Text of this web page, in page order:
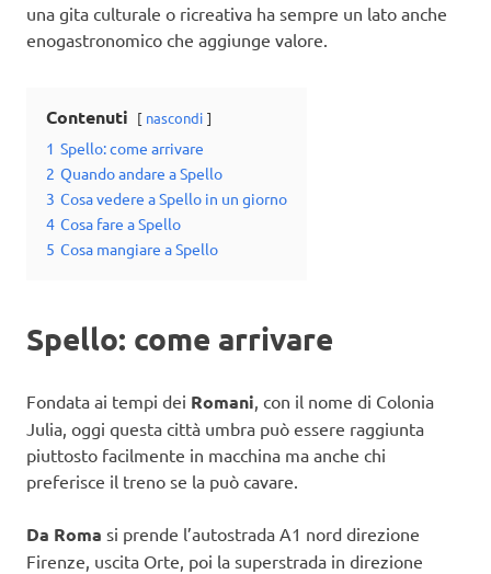
una gita culturale o ricreativa ha sempre un lato anche
enogastronomico che aggiunge valore.
Contenuti nascondi
1 Spello: come arrivare
2 Quando andare a Spello
3 Cosa vedere a Spello in un giorno
4 Cosa fare a Spello
5 Cosa mangiare a Spello
Spello: come arrivare
Fondata ai tempi dei Romani, con il nome di Colonia
Julia, oggi questa città umbra può essere raggiunta
piuttosto facilmente in macchina ma anche chi
preferisce il treno se la può cavare.
Da Roma si prende l’autostrada A1 nord direzione
Firenze, uscita Orte, poi la superstrada in direzione